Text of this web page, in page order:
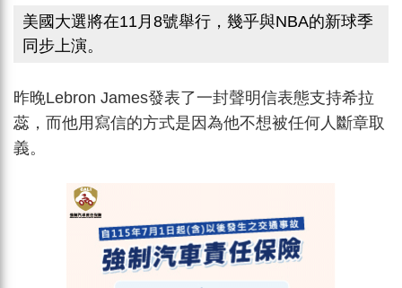
美國大選將在11月8號舉行，幾乎與NBA的新球季
同步上演。
昨晚Lebron James發表了一封聲明信表態支持希拉
蕊，而他用寫信的方式是因為他不想被任何人斷章取
義。